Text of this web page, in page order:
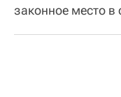
законное место в